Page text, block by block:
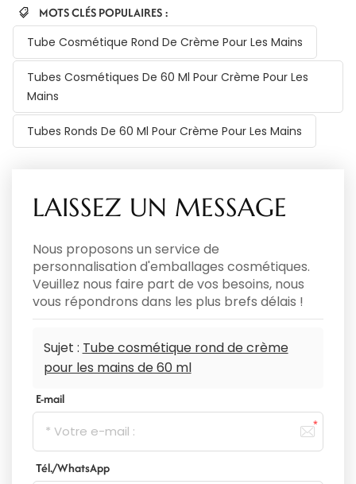
MOTS CLÉS POPULAIRES :
Tube Cosmétique Rond De Crème Pour Les Mains
Tubes Cosmétiques De 60 Ml Pour Crème Pour Les
Mains
Tubes Ronds De 60 Ml Pour Crème Pour Les Mains
LAISSEZ UN MESSAGE
Nous proposons un service de
personnalisation d'emballages cosmétiques.
Veuillez nous faire part de vos besoins, nous
vous répondrons dans les plus brefs délais !
Sujet : Tube cosmétique rond de crème
pour les mains de 60 ml
E-mail
Tél./WhatsApp